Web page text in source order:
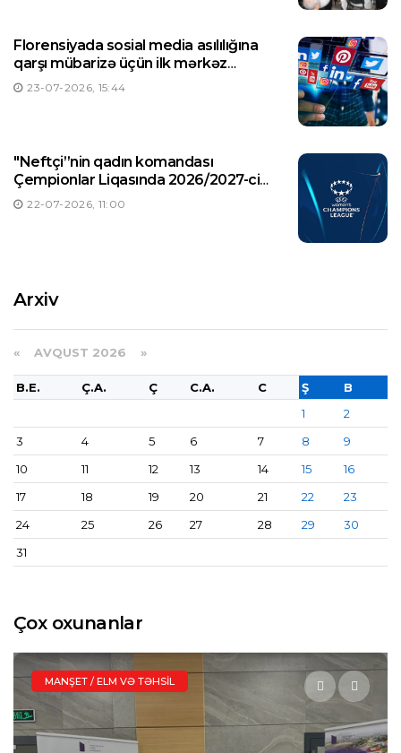
Florensiyada sosial media asılılığına
qarşı mübarizə üçün ilk mərkəz
yaradılıb
23-07-2026, 15:44
"Neftçi”nin qadın komandası
Çempionlar Liqasında 2026/2027-ci
illər mövsümündə ilk oyununa çıxacaq
22-07-2026, 11:00
Arxiv
« AVQUST 2026 »
B.E. Ç.A. Ç C.A. C Ş
B
1
2
3
4 5 6 7 8
9
10
11 12 13 14 15
16
17
18 19 20 21 22
23
24
25 26 27 28 29
30
31
Çox oxunanlar
GÜNDƏM